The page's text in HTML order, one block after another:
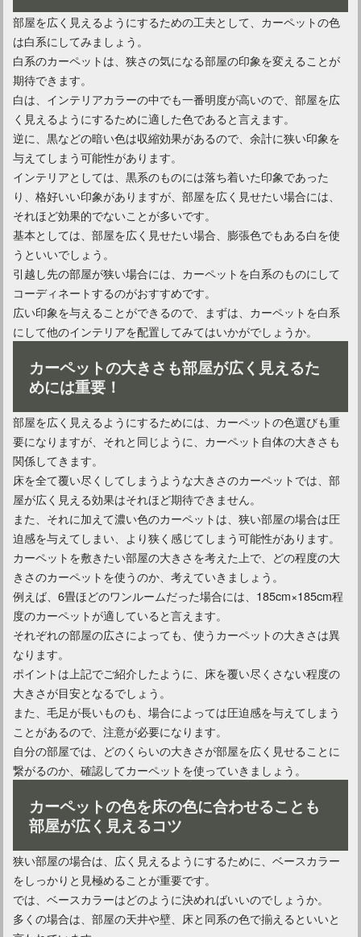
カーペット掃除はクリーナーを活用する！スチームの効果は？
やってみよう！カーペットの滑り止め！意外な物で代用可能
カーペットは意外と汚れている！手洗いと洗濯機の洗い方
カーペットのダニ退治は洗濯だけでは不十分？様々な退治方法
部屋を広く見えるようにするための工夫として、カーペットの色
は白系にしてみましょう。
白系のカーペットは、狭さの気になる部屋の印象を変えることが
期待できます。
白は、インテリアカラーの中でも一番明度が高いので、部屋を広
く見えるようにするために適した色であると言えます。
逆に、黒などの暗い色は収縮効果があるので、余計に狭い印象を
与えてしまう可能性があります。
インテリアとしては、黒系のものには落ち着いた印象であった
り、格好いい印象がありますが、部屋を広く見せたい場合には、
それほど効果的でないことが多いです。
基本としては、部屋を広く見せたい場合、膨張色でもある白を使
うといいでしょう。
引越し先の部屋が狭い場合には、カーペットを白系のものにして
コーディネートするのがおすすめです。
広い印象を与えることができるので、まずは、カーペットを白系
にして他のインテリアを配置してみてはいかがでしょうか。
カーペットの大きさも部屋が広く見えるた
めには重要！
部屋を広く見えるようにするためには、カーペットの色選びも重
要になりますが、それと同じように、カーペット自体の大きさも
関係してきます。
床を全て覆い尽くしてしまうような大きさのカーペットでは、部
屋が広く見える効果はそれほど期待できません。
また、それに加えて濃い色のカーペットは、狭い部屋の場合は圧
迫感を与えてしまい、より狭く感じてしまう可能性があります。
カーペットを敷きたい部屋の大きさを考えた上で、どの程度の大
きさのカーペットを使うのか、考えていきましょう。
例えば、6畳ほどのワンルームだった場合には、185cm×185cm程
度のカーペットが適していると言えます。
それぞれの部屋の広さによっても、使うカーペットの大きさは異
なります。
ポイントは上記でご紹介したように、床を覆い尽くさない程度の
大きさが目安となるでしょう。
また、毛足が長いものも、場合によっては圧迫感を与えてしまう
ことがあるので、注意が必要になります。
自分の部屋では、どのくらいの大きさが部屋を広く見せることに
繋がるのか、確認してカーペットを使っていきましょう。
カーペットの色を床の色に合わせることも
部屋が広く見えるコツ
狭い部屋の場合は、広く見えるようにするために、ベースカラー
をしっかりと見極めることが重要です。
では、ベースカラーはどのように決めればいいのでしょうか。
多くの場合は、部屋の天井や壁、床と同系の色で揃えるといいと